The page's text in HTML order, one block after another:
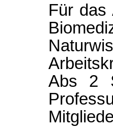
Für das
Abs 2